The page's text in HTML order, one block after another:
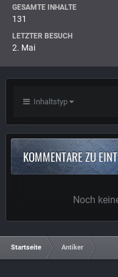
GESAMTE INHALTE
131
LETZTER BESUCH
2. Mai
Inhaltstyp
KOMMENTARE ZU
Noch
Startseite Antiker